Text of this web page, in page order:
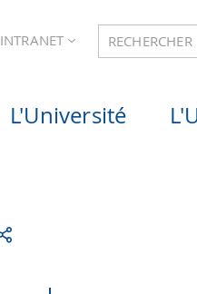
INTRANET RECHERCHER
L'Université